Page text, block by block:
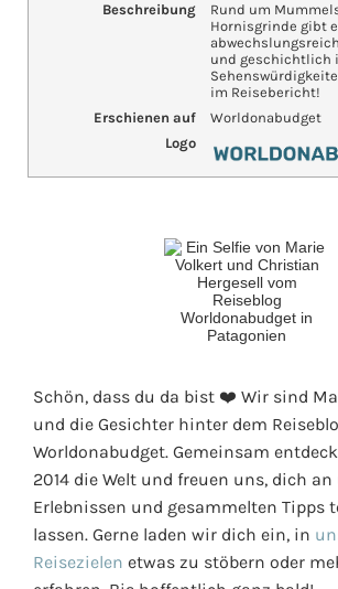
Beschreibung
Rund um
Hornisgrinde gibt
und geschichtlich
im Reisebericht!
Erschienen auf
Worldonabudget
Logo
Schön, dass du da bist ❤️ Wir sind
und die Gesichter hinter dem
Worldonabudget. Gemeinsam
2014 die Welt und freuen uns, dich an
Erlebnissen und gesammelten Tipps
lassen. Gerne laden wir dich ein, in
Reisezielen etwas zu stöbern oder